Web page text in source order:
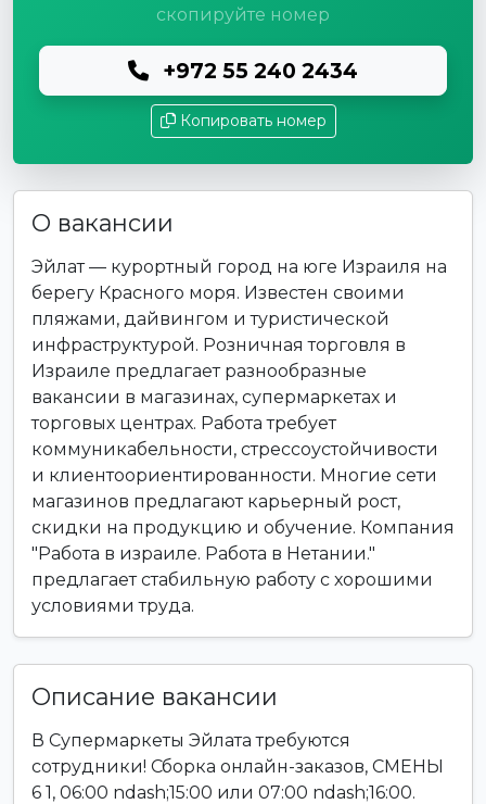
скопируйте номер
+972 55 240 2434
Копировать номер
О вакансии
Эйлат — курортный город на юге Израиля на
берегу Красного моря. Известен своими
пляжами, дайвингом и туристической
инфраструктурой. Розничная торговля в
Израиле предлагает разнообразные
вакансии в магазинах, супермаркетах и
торговых центрах. Работа требует
коммуникабельности, стрессоустойчивости
и клиентоориентированности. Многие сети
магазинов предлагают карьерный рост,
скидки на продукцию и обучение. Компания
"Работа в израиле. Работа в Нетании."
предлагает стабильную работу с хорошими
условиями труда.
Описание вакансии
В Супермаркеты Эйлата требуются
сотрудники! Сборка онлайн-заказов, СМЕНЫ
6 1, 06:00 ndash;15:00 или 07:00 ndash;16:00.